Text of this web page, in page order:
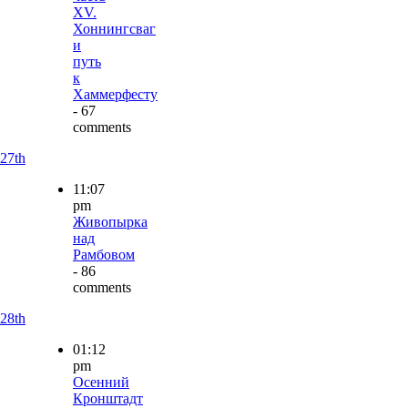
XV.
Хоннингсваг
и
путь
к
Хаммерфесту
- 67
comments
27th
11:07
pm
Живопырка
над
Рамбовом
- 86
comments
28th
01:12
pm
Осенний
Кронштадт